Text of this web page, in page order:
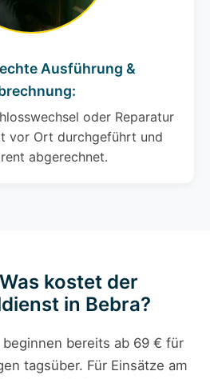
Ausführung &
oder Reparatur
vor Ort durchgeführt und
abgerechnet.
kostet der
in Bebra?
bereits ab 69 € für
tagsüber. Für Einsätze am